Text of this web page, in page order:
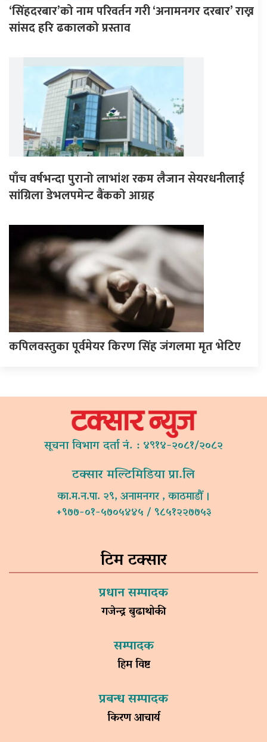
‘सिंहदरबार’को नाम परिवर्तन गरी ‘अनामनगर दरबार’ राख्न
सांसद हरि ढकालको प्रस्ताव
पाँच वर्षभन्दा पुरानो लाभांश रकम लैजान सेयरधनीलाई
सांग्रिला डेभलपमेन्ट बैंकको आग्रह
कपिलवस्तुका पूर्वमेयर किरण सिंह जंगलमा मृत भेटिए
सूचना विभाग दर्ता नं. : ४९१४-२०८१/२०८२
टक्सार मल्टिमिडिया प्रा.लि
का.म.न.पा. २९, अनामनगर , काठमाडौं ।
+९७७-०१-५७०५४४५ / ९८५१२२७७५३
टिम टक्सार
प्रधान सम्पादक
गजेन्द्र बुढाथोकी
सम्पादक
हिम विष्ट
प्रबन्ध सम्पादक
किरण आचार्य